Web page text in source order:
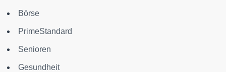
Börse
PrimeStandard
Senioren
Gesundheit